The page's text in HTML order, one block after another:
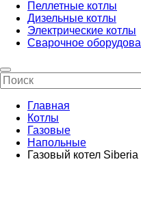
Пеллетные котлы
Дизельные котлы
Электрические котлы
Сварочное
Главная
Котлы
Газовые
Напольные
Газовый котел Siberia